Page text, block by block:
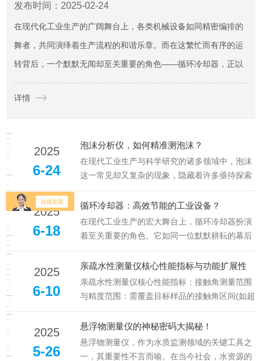
发布时间：2025-02-24
在现代化工业生产的广阔舞台上，各类机械设备如同精密编排的
舞者，共同演绎着生产流程的和谐乐章。而在这繁忙而有序的运
转背后，一个默默无闻却至关重要的角色——循环冷却器，正以
其方式，默默守护着每一个生产环节的稳定运行与能效提升。本
文将带您走进这世界，探索它在工业热管理中的重要地位、应
详情
2025
6-24
泡沫分析仪，如何精准测泡沫？
在现代工业生产与科学研究的诸多领域中，泡沫
这一常见却又复杂的现象，隐藏着许多亟待探索
的奥秘。而泡沫分析仪，就如同一位敏锐的设
备，深入到泡沫的微观世界，为我们揭示其背后
的秘密。泡沫，看似简单的气泡聚集体，实则有
着复杂的内在结构和特性。它广泛存...
2025
6-18
循环冷却器：高效节能的工业设备？
在现代工业生产的宏大舞台上，循环冷却器扮演
着至关重要的角色。它如同一位默默耕耘的幕后
英雄，虽不常被大众所熟知，却在保障众多工业
流程顺畅运行方面发挥着不可替代的作用。循环
冷却器的工作原理，简单来说，是借助特定的介
质循环来实现热量的转移与散发。...
2025
6-10
亲疏水性测量仪核心性能指标与功能扩展性
亲疏水性测量仪核心性能指标：接触角测量范围
与精度范围：需覆盖目标样品的接触角区间(如超
疏水材料需支持150°-180°)。精度：基础研究需
±0.1°精度，工业质检可接受±1°。示例：若检测
手机屏幕疏油涂层，需选择...
2025
5-26
悬浮物测量仪的神秘密码大揭秘！
悬浮物测量仪，作为水质监测领域的关键工具之
一，其重要性不言而喻。在当今社会，水资源的